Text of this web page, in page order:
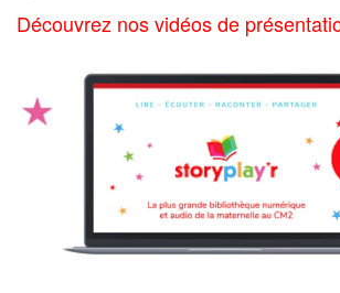
Découvrez nos vidéos de